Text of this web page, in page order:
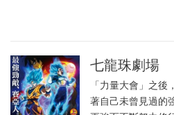
七龍珠劇場
「力量大會」之
著自己未曾見過的